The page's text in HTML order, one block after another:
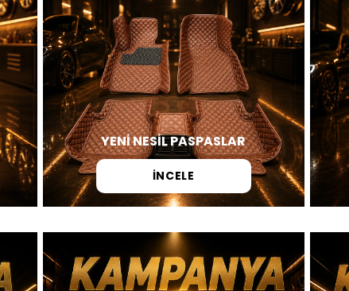
YENİ NESİL PASPASLAR
İNCELE